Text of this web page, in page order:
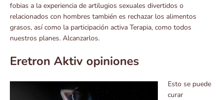
fobias a la experiencia de artilugios sexuales divertidos o
relacionados con hombres también es rechazar los alimentos
grasos, así como la participación activa Terapia, como todos
nuestros planes. Alcanzarlos.
Eretron Aktiv opiniones
Esto se puede
curar